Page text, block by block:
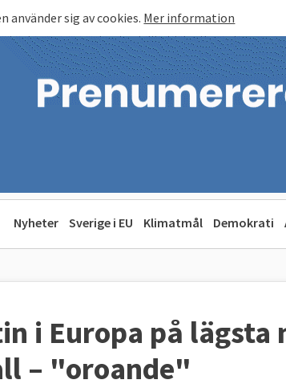
använder sig av cookies. Mer information
Nyheter Sverige i EU Klimatmål Demokrati
i Europa på lägsta
– "oroande"